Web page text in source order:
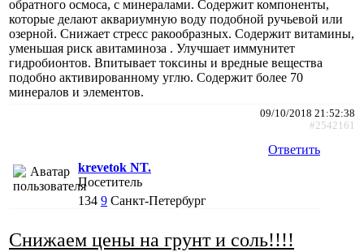
обратного осмоса, с минералами. Содержит компоненты,
которые делают аквариумную воду подобной ручьевой или
озерной. Снижает стресс ракообразных. Содержит витамины,
уменьшая риск авитаминоза . Улучшает иммунитет
гидробионтов. Впитывает токсины и вредные вещества
подобно активированному углю. Содержит более 70
минералов и элементов.
09/10/2018 21:52:38
#2542161
Ответить
krevetok NT.
Посетитель
134 9 Санкт-Петербург
Снижаем цены на грунт и соль!!!!